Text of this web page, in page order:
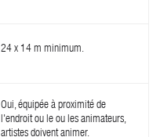
24 x 14 m minimum.
Oui, équipée à proximité de
l'endroit ou le ou les animateurs,
artistes doivent animer.